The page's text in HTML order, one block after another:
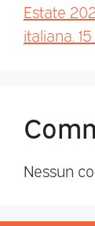
Estate
italiana.
Nessun